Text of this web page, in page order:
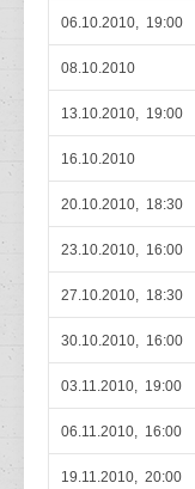
06.10.2010, 19:00
08.10.2010
13.10.2010, 19:00
16.10.2010
20.10.2010, 18:30
23.10.2010, 16:00
27.10.2010, 18:30
30.10.2010, 16:00
03.11.2010, 19:00
06.11.2010, 16:00
19.11.2010, 20:00